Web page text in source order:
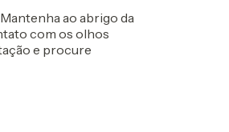
ao abrigo da
com os olhos
e procure